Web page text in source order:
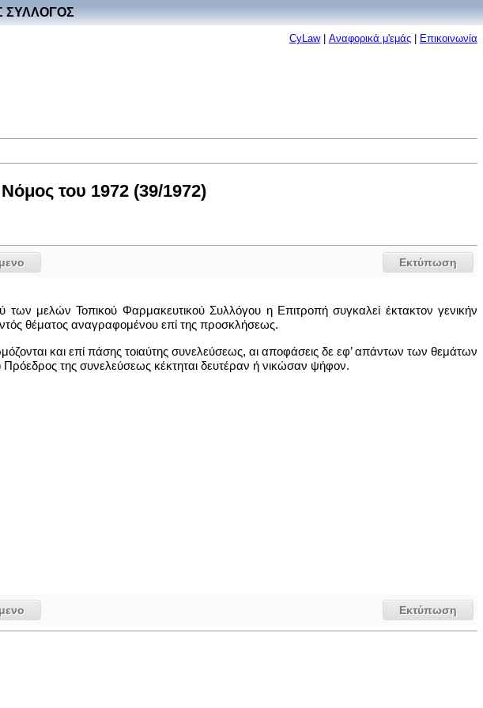
ΣΥΛΛΟΓΟΣ
CyLaw| Αναφορικά μ'εμάς| Επικοινωνία
του 1972 (39/1972)
Εκτύπωση
των μελών Τοπικού Φαρμακευτικού Συλλόγου η Επιτροπή συγκαλεί έκτακτον γενικήν
θέματος αναγραφομένου επί της προσκλήσεως.
και επί πάσης τοιαύτης συνελεύσεως, αι αποφάσεις δε εφ’ απάντων των θεμάτων
της συνελεύσεως κέκτηται δευτέραν ή νικώσαν ψήφον.
Εκτύπωση